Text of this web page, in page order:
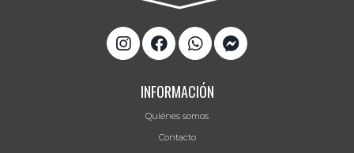
INFORMACIÓN
Quiénes somos
Contacto